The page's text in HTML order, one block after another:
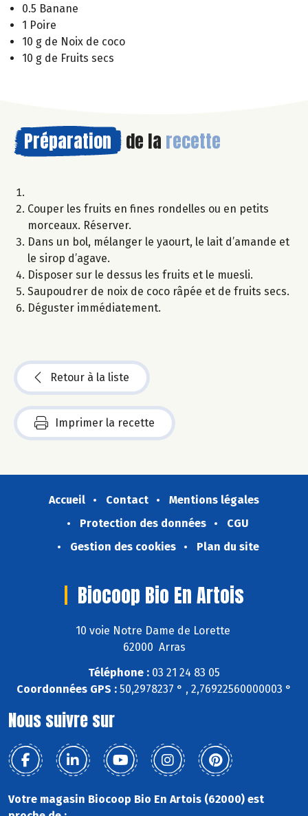
0.5 Banane
1 Poire
10 g de Noix de coco
10 g de Fruits secs
Préparation de la recette
Couper les fruits en fines rondelles ou en petits
morceaux. Réserver.
Dans un bol, mélanger le yaourt, le lait d’amande et
le sirop d’agave.
Disposer sur le dessus les fruits et le muesli.
Saupoudrer de noix de coco râpée et de fruits secs.
Déguster immédiatement.
Retour à la liste
Imprimer la recette
Accueil Contact
Mentions légales
Protection des données
CGU
Gestion des cookies
Plan du site
Biocoop Bio En Artois
10 voie Notre Dame de Lorette
62000 Arras
Téléphone : 03 21 24 83 05
Coordonnées GPS : 50,2978237 ° , 2,76922560000003 °
Nous suivre sur
Votre magasin Biocoop Bio En Artois (62000) est